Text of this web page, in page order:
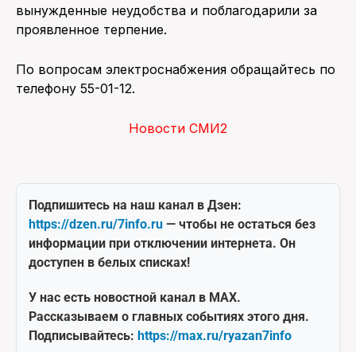
вынужденные неудобства и поблагодарили за
проявленное терпение.
По вопросам электроснабжения обращайтесь по
телефону 55-01-12.
Новости СМИ2
Подпишитесь на наш канал в Дзен:
https://dzen.ru/7info.ru — чтобы не остаться без
информации при отключении интернета. Он
доступен в белых списках!
У нас есть новостной канал в MAX.
Рассказываем о главных событиях этого дня.
Подписывайтесь: https://max.ru/ryazan7info